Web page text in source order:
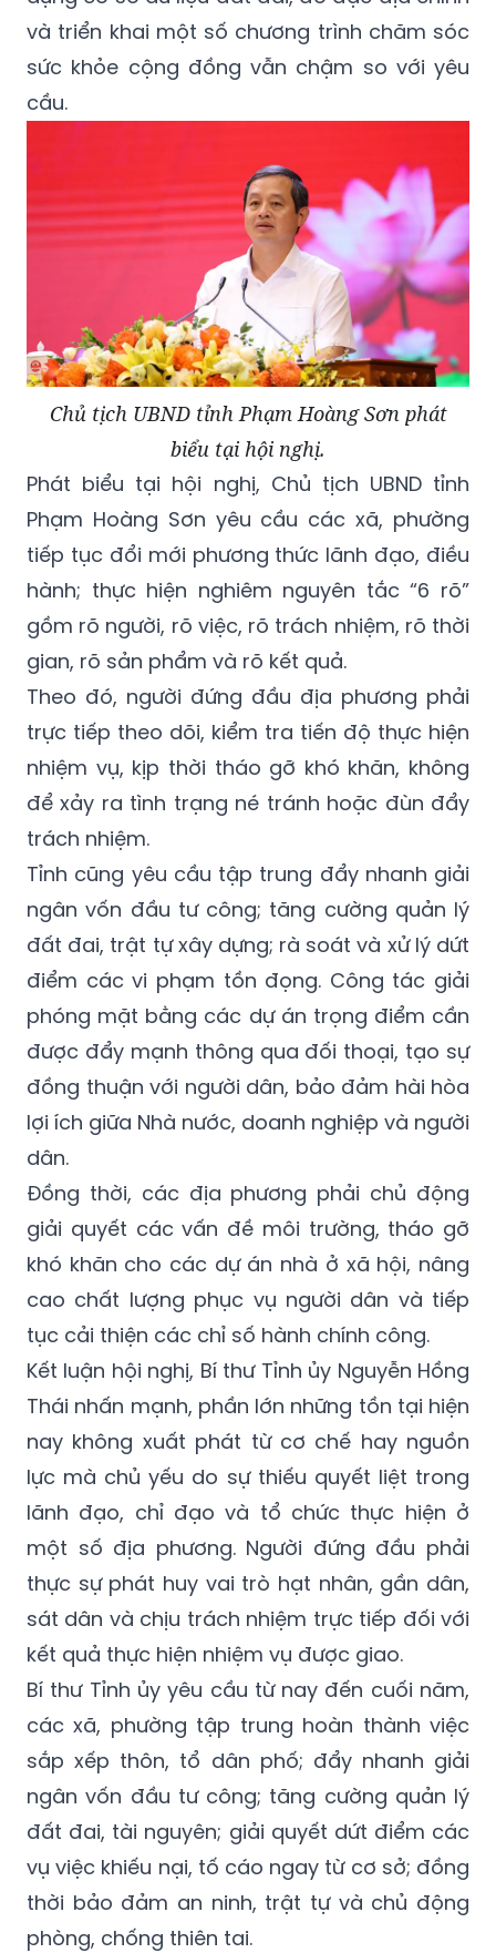
và triển khai một số chương trình chăm sóc
sức khỏe cộng đồng vẫn chậm so với yêu
cầu.
Chủ tịch UBND tỉnh Phạm Hoàng Sơn phát
biểu tại hội nghị.
Phát biểu tại hội nghị, Chủ tịch UBND tỉnh
Phạm Hoàng Sơn yêu cầu các xã, phường
tiếp tục đổi mới phương thức lãnh đạo, điều
hành; thực hiện nghiêm nguyên tắc “6 rõ”
gồm rõ người, rõ việc, rõ trách nhiệm, rõ thời
gian, rõ sản phẩm và rõ kết quả.
Theo đó, người đứng đầu địa phương phải
trực tiếp theo dõi, kiểm tra tiến độ thực hiện
nhiệm vụ, kịp thời tháo gỡ khó khăn, không
để xảy ra tình trạng né tránh hoặc đùn đẩy
trách nhiệm.
Tỉnh cũng yêu cầu tập trung đẩy nhanh giải
ngân vốn đầu tư công; tăng cường quản lý
đất đai, trật tự xây dựng; rà soát và xử lý dứt
điểm các vi phạm tồn đọng. Công tác giải
phóng mặt bằng các dự án trọng điểm cần
được đẩy mạnh thông qua đối thoại, tạo sự
đồng thuận với người dân, bảo đảm hài hòa
lợi ích giữa Nhà nước, doanh nghiệp và người
dân.
Đồng thời, các địa phương phải chủ động
giải quyết các vấn đề môi trường, tháo gỡ
khó khăn cho các dự án nhà ở xã hội, nâng
cao chất lượng phục vụ người dân và tiếp
tục cải thiện các chỉ số hành chính công.
Kết luận hội nghị, Bí thư Tỉnh ủy Nguyễn Hồng
Thái nhấn mạnh, phần lớn những tồn tại hiện
nay không xuất phát từ cơ chế hay nguồn
lực mà chủ yếu do sự thiếu quyết liệt trong
lãnh đạo, chỉ đạo và tổ chức thực hiện ở
một số địa phương. Người đứng đầu phải
thực sự phát huy vai trò hạt nhân, gần dân,
sát dân và chịu trách nhiệm trực tiếp đối với
kết quả thực hiện nhiệm vụ được giao.
Bí thư Tỉnh ủy yêu cầu từ nay đến cuối năm,
các xã, phường tập trung hoàn thành việc
sắp xếp thôn, tổ dân phố; đẩy nhanh giải
ngân vốn đầu tư công; tăng cường quản lý
đất đai, tài nguyên; giải quyết dứt điểm các
vụ việc khiếu nại, tố cáo ngay từ cơ sở; đồng
thời bảo đảm an ninh, trật tự và chủ động
phòng, chống thiên tai.